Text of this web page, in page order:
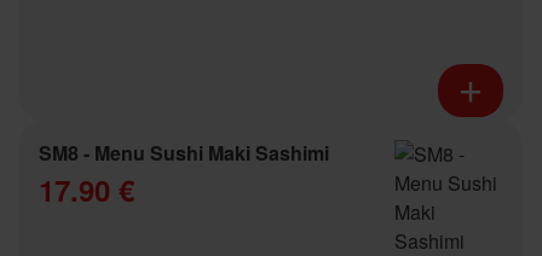
SM8 - Menu Sushi Maki Sashimi
17.90 €